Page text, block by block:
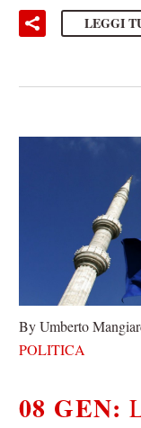
LEGGI
By Umberto
POLITICA
08 GEN: